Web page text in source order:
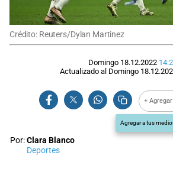
Crédito: Reuters/Dylan Martinez
Domingo 18.12.2022
Actualizado al Domingo
+
Agregar a tus
Por:Clara Blanco
Deportes